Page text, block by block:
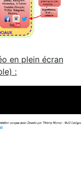
en plein écran
: